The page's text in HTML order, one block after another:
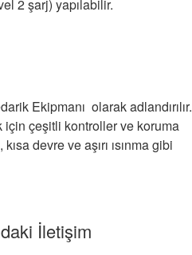
2 şarj) yapılabilir.
Ekipmanı olarak adlandırılır.
için çeşitli kontroller ve koruma
devre ve aşırı ısınma gibi
İletişim